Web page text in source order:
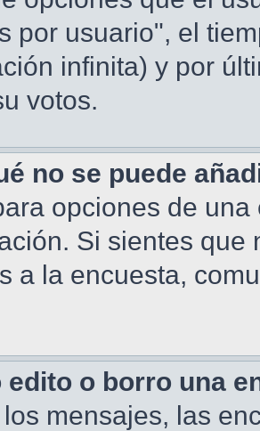
por usuario", el
infinita) y por
votos.
no se puede
opciones de
Si sientes
a la encuesta,
edito o borro una
mensajes, las